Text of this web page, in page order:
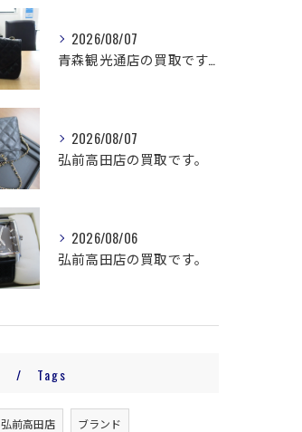
2026/08/07
青森観光通店の買取です。
2026/08/07
弘前高田店の買取です。
2026/08/06
弘前高田店の買取です。
Tags
弘前高田店 ブランド